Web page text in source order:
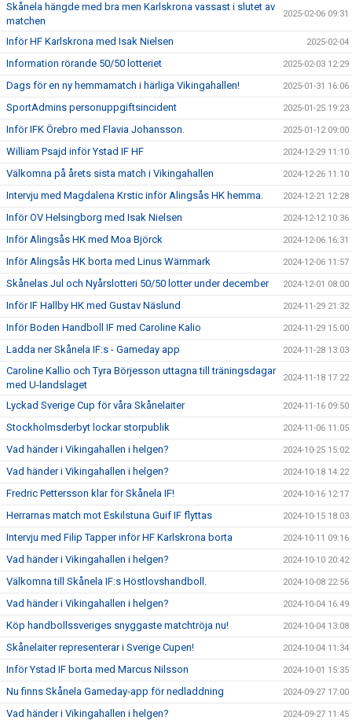
Skånela hängde med bra men Karlskrona vassast i slutet av
matchen
2025-02-06 09:31
Inför HF Karlskrona med Isak Nielsen 2025-02-04
Information rörande 50/50 lotteriet 2025-02-03 12:29
Dags för en ny hemmamatch i härliga Vikingahallen! 2025-01-31 16:06
SportAdmins personuppgiftsincident 2025-01-25 19:23
Inför IFK Örebro med Flavia Johansson. 2025-01-12 09:00
William Psajd inför Ystad IF HF 2024-12-29 11:10
Välkomna på årets sista match i Vikingahallen 2024-12-26 11:10
Intervju med Magdalena Krstic inför Alingsås HK hemma. 2024-12-21 12:28
Inför OV Helsingborg med Isak Nielsen 2024-12-12 10:36
Inför Alingsås HK med Moa Björck 2024-12-06 16:31
Inför Alingsås HK borta med Linus Wärnmark 2024-12-06 11:57
Skånelas Jul och Nyårslotteri 50/50 lotter under december 2024-12-01 08:00
Inför IF Hallby HK med Gustav Näslund 2024-11-29 21:32
Inför Boden Handboll IF med Caroline Kalio 2024-11-29 15:00
Ladda ner Skånela IF:s - Gameday app 2024-11-28 13:03
Caroline Kallio och Tyra Börjesson uttagna till träningsdagar
med U-landslaget
2024-11-18 17:22
Lyckad Sverige Cup för våra Skånelaiter 2024-11-16 09:50
Stockholmsderbyt lockar storpublik 2024-11-06 11:05
Vad händer i Vikingahallen i helgen? 2024-10-25 15:02
Vad händer i Vikingahallen i helgen? 2024-10-18 14:22
Fredric Pettersson klar för Skånela IF! 2024-10-16 12:17
Herrarnas match mot Eskilstuna Guif IF flyttas 2024-10-15 18:03
Intervju med Filip Tapper inför HF Karlskrona borta 2024-10-11 09:16
Vad händer i Vikingahallen i helgen? 2024-10-10 20:42
Välkomna till Skånela IF:s Höstlovshandboll. 2024-10-08 22:56
Vad händer i Vikingahallen i helgen? 2024-10-04 16:49
Köp handbollssveriges snyggaste matchtröja nu! 2024-10-04 13:08
Skånelaiter representerar i Sverige Cupen! 2024-10-04 11:34
Inför Ystad IF borta med Marcus Nilsson 2024-10-01 15:35
Nu finns Skånela Gameday-app för nedladdning 2024-09-27 17:00
Vad händer i Vikingahallen i helgen? 2024-09-27 11:45